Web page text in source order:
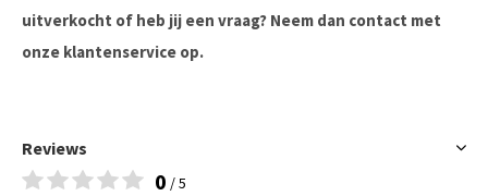
uitverkocht of heb jij een vraag? Neem dan contact met
onze klantenservice op.
Reviews
0 / 5